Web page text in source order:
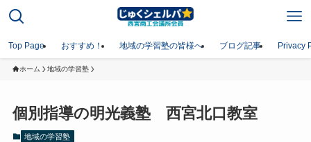
Top Page おすすめ！ 地域の学習塾の皆様へ ブログ記事 Privacy
ホーム 地域の学習塾
個別指導の明光義塾 西宮北口教室
地域の学習塾